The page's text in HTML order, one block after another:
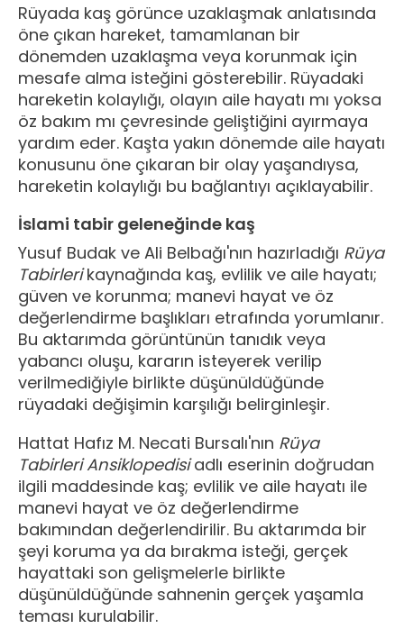
Rüyada kaş görünce uzaklaşmak anlatısında
öne çıkan hareket, tamamlanan bir
dönemden uzaklaşma veya korunmak için
mesafe alma isteğini gösterebilir. Rüyadaki
hareketin kolaylığı, olayın aile hayatı mı yoksa
öz bakım mı çevresinde geliştiğini ayırmaya
yardım eder. Kaşta yakın dönemde aile hayatı
konusunu öne çıkaran bir olay yaşandıysa,
hareketin kolaylığı bu bağlantıyı açıklayabilir.
İslami tabir geleneğinde kaş
Yusuf Budak ve Ali Belbağı'nın hazırladığı Rüya
Tabirlerikaynağında kaş, evlilik ve aile hayatı;
güven ve korunma; manevi hayat ve öz
değerlendirme başlıkları etrafında yorumlanır.
Bu aktarımda görüntünün tanıdık veya
yabancı oluşu, kararın isteyerek verilip
verilmediğiyle birlikte düşünüldüğünde
rüyadaki değişimin karşılığı belirginleşir.
Hattat Hafız M. Necati Bursalı'nın Rüya
Tabirleri Ansiklopedisiadlı eserinin doğrudan
ilgili maddesinde kaş; evlilik ve aile hayatı ile
manevi hayat ve öz değerlendirme
bakımından değerlendirilir. Bu aktarımda bir
şeyi koruma ya da bırakma isteği, gerçek
hayattaki son gelişmelerle birlikte
düşünüldüğünde sahnenin gerçek yaşamla
teması kurulabilir.